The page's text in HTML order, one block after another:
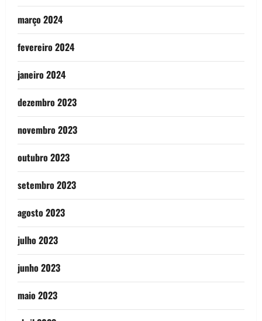
março 2024
fevereiro 2024
janeiro 2024
dezembro 2023
novembro 2023
outubro 2023
setembro 2023
agosto 2023
julho 2023
junho 2023
maio 2023